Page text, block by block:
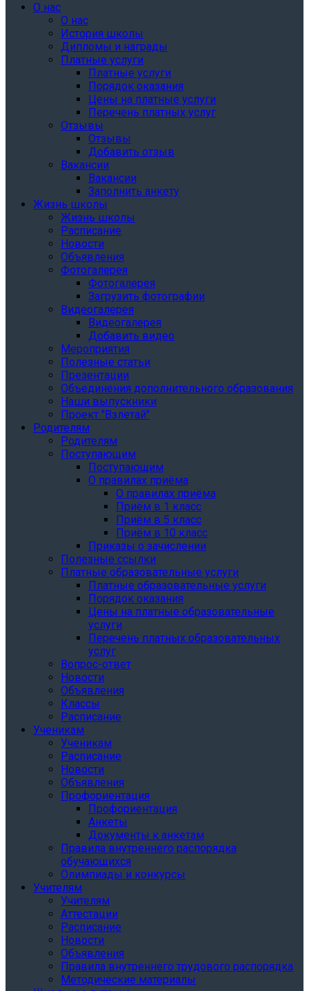
О нас
О нас
История школы
Дипломы и награды
Платные услуги
Платные услуги
Порядок оказания
Цены на платные услуги
Перечень платных услуг
Отзывы
Отзывы
Добавить отзыв
Вакансии
Вакансии
Заполнить анкету
Жизнь школы
Жизнь школы
Расписание
Новости
Объявления
Фотогалерея
Фотогалерея
Загрузить фотографии
Видеогалерея
Видеогалерея
Добавить видео
Мероприятия
Полезные статьи
Презентации
Объединения дополнительного образования
Наши выпускники
Проект "Взлетай"
Родителям
Родителям
Поступающим
Поступающим
О правилах приёма
О правилах приёма
Приём в 1 класс
Приём в 5 класс
Приём в 10 класс
Приказы о зачислении
Полезные ссылки
Платные образовательные услуги
Платные образовательные услуги
Порядок оказания
Цены на платные образовательные
услуги
Перечень платных образовательных
услуг
Вопрос-ответ
Новости
Объявления
Классы
Расписание
Ученикам
Ученикам
Расписание
Новости
Объявления
Профориентация
Профориентация
Анкеты
Документы к анкетам
Правила внутреннего распорядка
обучающихся
Олимпиады и конкурсы
Учителям
Учителям
Аттестации
Расписание
Новости
Объявления
Правила внутреннего трудового распорядка
Методические материалы